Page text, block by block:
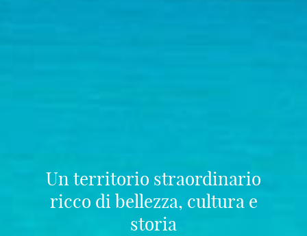
Un territorio straordinario
ricco di bellezza, cultura e
storia